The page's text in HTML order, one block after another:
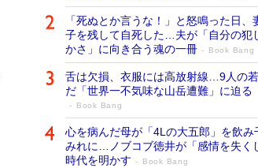
「死ぬとか言うな！」と怒鳴った日、
子を残して自死した…夫が「自分の犯
かさ」に向き合う魂の一冊
Book Bang
舌は欠損、衣服には高放射線…9人の
だ「世界一不気味な山岳遭難」に迫る
Book Bang
心を病んだ母が「4Lの大五郎」を飲み
みれに…ノブコブ徳井が「感情を失く
時代を明かす
Book Bang